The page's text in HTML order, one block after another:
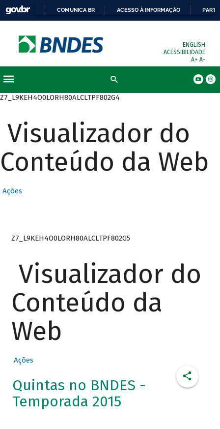
COMUNICA BR ACESSO À INFORMAÇÃO
ENGLISH
ACESSIBILIDADE
A+ A-
Z7_L9KEH4O0LORH80ALCLTPF802G4
Visualizador do
Conteúdo da Web
Ações
Z7_L9KEH4O0LORH80ALCLTPF802G5
Visualizador do
Conteúdo da
Web
Ações
Quintas no BNDES -
Temporada 2015